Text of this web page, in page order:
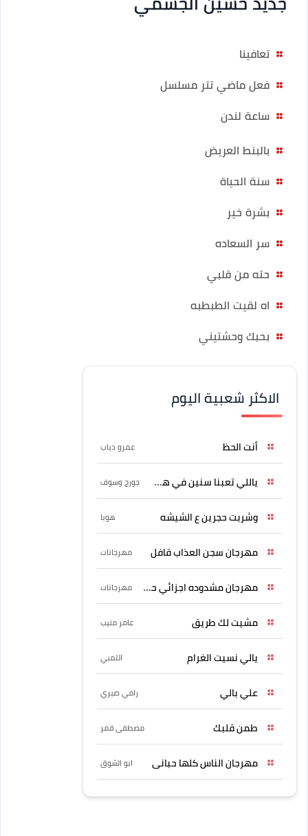
تعافينا
فعل ماضي تتر مسلسل
ساعة لندن
بالبنط العريض
سنة الحياة
بشرة خير
سر السعاده
حته من قلبي
اه لقيت الطبطبه
بحبك وحشتيني
الاكثر شعبية اليوم
أنت الحظ عمرو دياب
ياللي تعبنا سنين في هواه جورج وسوف
وشربت حجرين ع الشيشه هوبا
مهرجان سجن العذاب قافل مهرجانات
مهرجان مشدوده اجزائي حربونى مهرجانات
مشيت لك طريق عامر منيب
يالي نسيت الغرام اللمبي
علي بالي رامي صبري
طمن قلبك مصطفى قمر
مهرجان الناس كلها حبانى ابو الشوق